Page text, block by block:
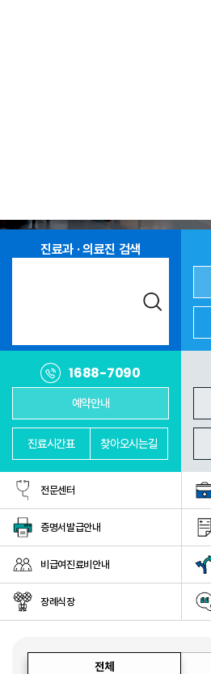
진료과 · 의료진 검색
진료과 의료진
1688-7090
예약안내
진료시간표 찾아오시는길
전문센터
증명서발급안내
비급여진료비안내
장례식장
전체